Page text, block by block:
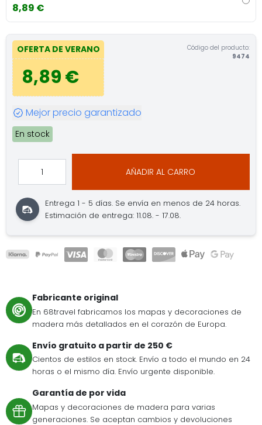
8,89 €
OFERTA DE VERANO
8,89 €
Código del producto:
9474
Mejor precio garantizado
En stock
AÑADIR AL CARRO
Entrega 1 - 5 días. Se envía en menos de 24 horas.
Estimación de entrega: 11.08. - 17.08.
Fabricante original
En 68travel fabricamos los mapas y decoraciones de
madera más detallados en el corazón de Europa.
Envío gratuito a partir de 250 €
Cientos de estilos en stock. Envío a todo el mundo en 24
horas o el mismo día. Envío urgente disponible.
Garantía de por vida
Mapas y decoraciones de madera para varias
generaciones. Se aceptan cambios y devoluciones